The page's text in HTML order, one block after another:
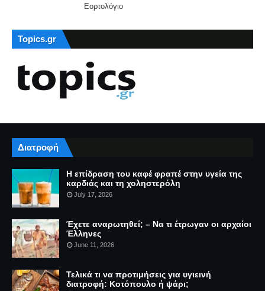
Εορτολόγιο
Topics.gr
Διατροφή
Η επίδραση του καφέ φραπέ στην υγεία της
καρδιάς και τη χοληστερόλη
July 17, 2026
Έχετε αναρωτηθεί; – Να τι έτρωγαν οι αρχαίοι
Έλληνες
June 11, 2026
Τελικά τι να προτιμήσεις για υγιεινή
διατροφή: Κοτόπουλο ή ψάρι;